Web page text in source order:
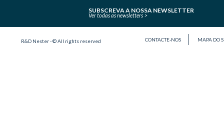
SUBSCREVA A NOSSA NEWSLETTER
Ver todas as newsletters
R&D Nester - © All rights reserved CONTACTE-NOS MAPA DO